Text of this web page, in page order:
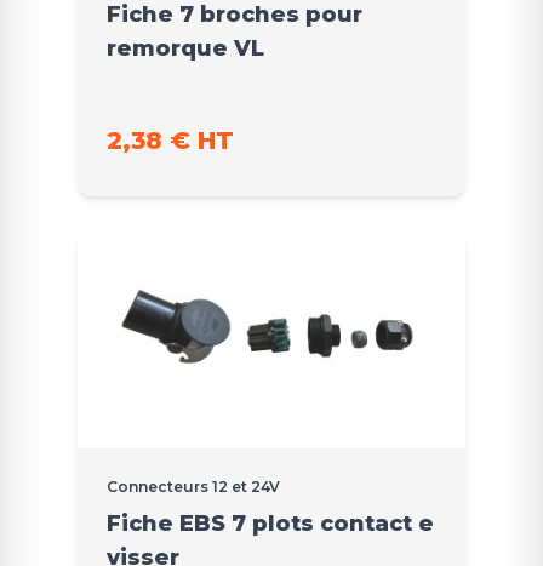
Fiche 7 broches pour
remorque VL
2,38 € HT
Connecteurs 12 et 24V
Fiche EBS 7 plots contact e
visser